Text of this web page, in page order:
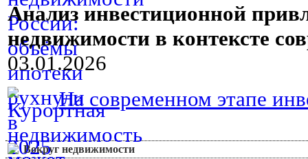
Анализ инвестиционной
недвижимости в контексте
03.01.2026
На современном этапе
Вокруг недвижимости